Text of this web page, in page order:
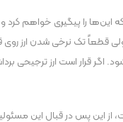
را پیگیری خواهم کرد و
ولی قطعاً تک نرخی شدن ارز
اگر قرار است ارز ترجیحی
از این پس در قبال این